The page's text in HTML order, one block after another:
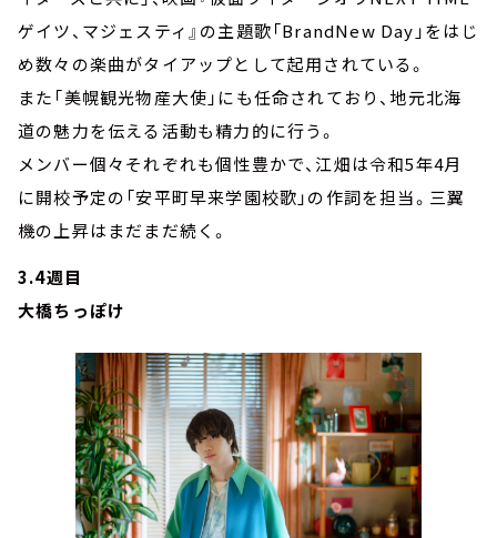
ゲイツ、マジェスティ』の主題歌「BrandNew Day」をはじ
め数々の楽曲がタイアップとして起用されている。
また「美幌観光物産大使」にも任命されており、地元北海
道の魅力を伝える活動も精力的に行う。
メンバー個々それぞれも個性豊かで、江畑は令和5年4月
に開校予定の「安平町早来学園校歌」の作詞を担当。三翼
機の上昇はまだまだ続く。
3.4週目
大橋ちっぽけ